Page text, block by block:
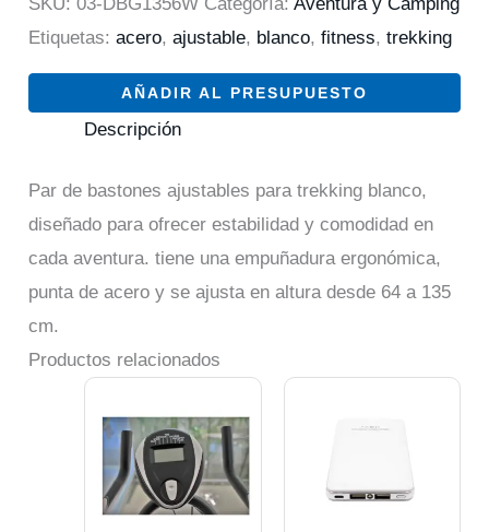
Etiquetas:acero,ajustable, blanco,fitness,trekking
AÑADIR AL PRESUPUESTO
Descripción
Par de bastones ajustables para trekking blanco,
diseñado para ofrecer estabilidad y comodidad en
cada aventura. tiene una empuñadura ergonómica,
punta de acero y se ajusta en altura desde 64 a 135
cm.
Productos relacionados